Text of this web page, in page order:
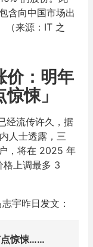
含向中国市场出
（来源：IT 之
价：明年
悚」
经流传许久，据
人士透露，三
，将在 2025 年
格上调最多 3
宇昨日发文：
惊悚……